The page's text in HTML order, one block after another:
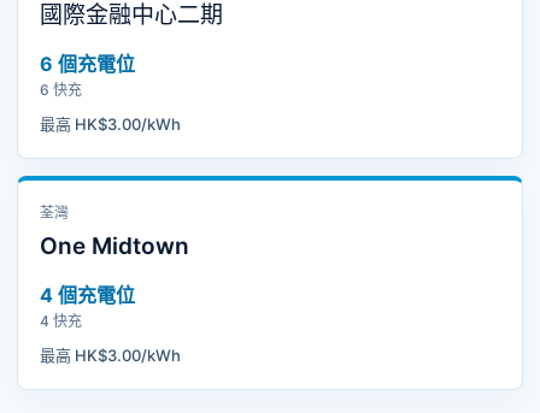
國際金融中心二期
6 個充電位
6 快充
最高 HK$3.00/kWh
荃灣
One Midtown
4 個充電位
4 快充
最高 HK$3.00/kWh